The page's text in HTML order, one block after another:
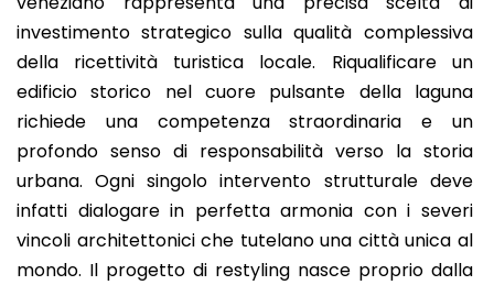
investimento strategico sulla qualità complessiva
della ricettività turistica locale. Riqualificare un
edificio storico nel cuore pulsante della laguna
richiede una competenza straordinaria e un
profondo senso di responsabilità verso la storia
urbana. Ogni singolo intervento strutturale deve
infatti dialogare in perfetta armonia con i severi
vincoli architettonici che tutelano una città unica al
mondo. Il progetto di restyling nasce proprio dalla